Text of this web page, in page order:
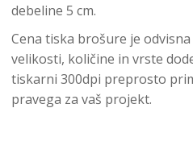
debeline 5 cm.
Cena tiska brošure je
velikosti, količine in vrste
tiskarni 300dpi preprosto
pravega za vaš projekt.